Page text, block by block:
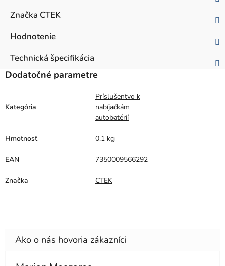
Značka CTEK
Hodnotenie
Technická špecifikácia
Dodatočné parametre
Kategória
Príslušentvo k
nabíjačkám
autobatérií
Hmotnosť 0.1 kg
EAN 7350009566292
Značka CTEK